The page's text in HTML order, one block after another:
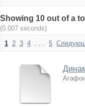
Showing 10 out of a
(0.007 seconds)
1 2 3 4 . . . 5